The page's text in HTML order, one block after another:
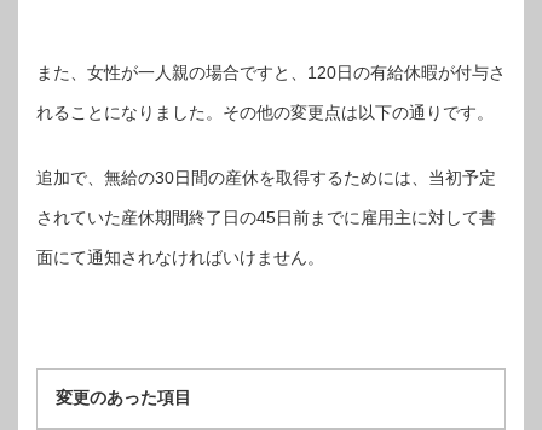
また、女性が一人親の場合ですと、120日の有給休暇が付与さ
れることになりました。その他の変更点は以下の通りです。
追加で、無給の30日間の産休を取得するためには、当初予定
されていた産休期間終了日の45日前までに雇用主に対して書
面にて通知されなければいけません。
変更のあった項目